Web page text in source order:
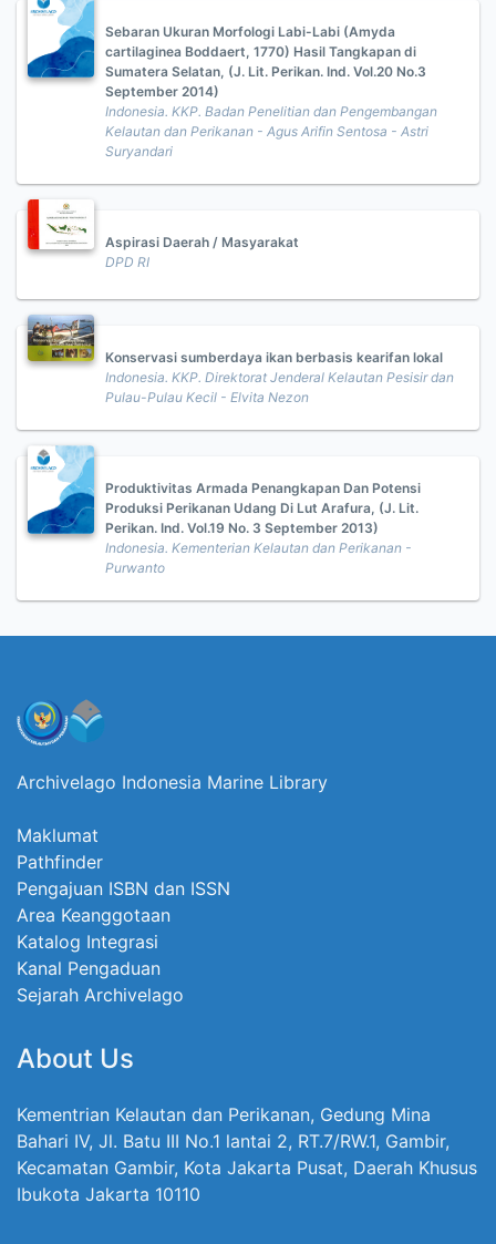
Sebaran Ukuran Morfologi Labi-Labi (Amyda
cartilaginea Boddaert, 1770) Hasil Tangkapan di
Sumatera Selatan, (J. Lit. Perikan. Ind. Vol.20 No.3
September 2014)
Indonesia. KKP. Badan Penelitian dan Pengembangan
Kelautan dan Perikanan - Agus Arifin Sentosa - Astri
Suryandari
Aspirasi Daerah / Masyarakat
DPD RI
Konservasi sumberdaya ikan berbasis kearifan lokal
Indonesia. KKP. Direktorat Jenderal Kelautan Pesisir dan
Pulau-Pulau Kecil - Elvita Nezon
Produktivitas Armada Penangkapan Dan Potensi
Produksi Perikanan Udang Di Lut Arafura, (J. Lit.
Perikan. Ind. Vol.19 No. 3 September 2013)
Indonesia. Kementerian Kelautan dan Perikanan -
Purwanto
Archivelago Indonesia Marine Library
Maklumat
Pathfinder
Pengajuan ISBN dan ISSN
Area Keanggotaan
Katalog Integrasi
Kanal Pengaduan
Sejarah Archivelago
About Us
Kementrian Kelautan dan Perikanan, Gedung Mina
Bahari IV, Jl. Batu III No.1 lantai 2, RT.7/RW.1, Gambir,
Kecamatan Gambir, Kota Jakarta Pusat, Daerah Khusus
Ibukota Jakarta 10110